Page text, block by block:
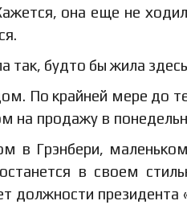
она еще не
так, будто бы жила
По крайней мере до
на продажу в
в Грэнбери,
в своем
должности